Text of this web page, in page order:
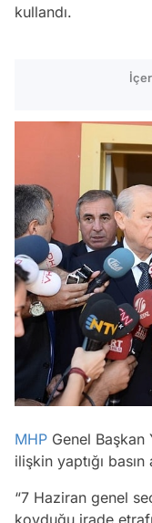
kullandı.
MHP Genel Başkan
ilişkin yaptığı basın
“7 Haziran genel
koyduğu irade